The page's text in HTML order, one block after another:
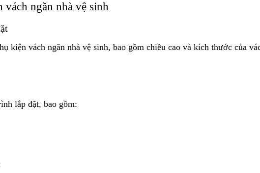
vách ngăn nhà vệ sinh
kiện vách ngăn nhà vệ sinh, bao gồm chiều cao và kích thước của
lắp đặt, bao gồm: